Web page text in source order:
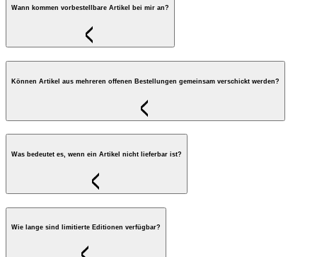
Wann kommen vorbestellbare Artikel bei mir an?
Können Artikel aus mehreren offenen Bestellungen gemeinsam verschickt werden?
Was bedeutet es, wenn ein Artikel nicht lieferbar ist?
Wie lange sind limitierte Editionen verfügbar?